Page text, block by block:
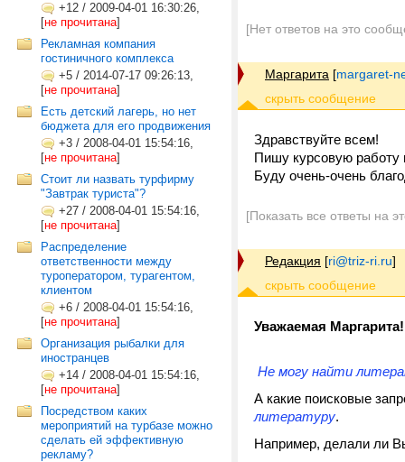
+12 / 2009-04-01 16:30:26,
[не прочитана]
Рекламная компания
гостиничного комплекса
+5 / 2014-07-17 09:26:13,
[не прочитана]
Есть детский лагерь, но нет
бюджета для его продвижения
+3 / 2008-04-01 15:54:16,
[не прочитана]
Стоит ли назвать турфирму
"Завтрак туриста"?
+27 / 2008-04-01 15:54:16,
[не прочитана]
Распределение
ответственности между
туроператором, турагентом,
клиентом
+6 / 2008-04-01 15:54:16,
[не прочитана]
Организация рыбалки для
иностранцев
+14 / 2008-04-01 15:54:16,
[не прочитана]
Посредством каких
мероприятий на турбазе можно
сделать ей эффективную
рекламу?
[Нет ответов на это
Маргарита [margaret-
Здравствуйте всем!
Пишу курсовую работу
Буду очень-очень
[Показать все ответы на
Редакция [ri@triz-ri.ru]
Уважаемая Маргарита!
Не могу найти
А какие поисковые
литературу.
Например, делали ли